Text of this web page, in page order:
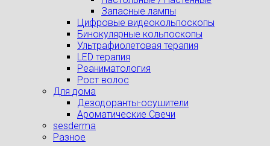
Запасные лампы
Цифровые видеокольпоскопы
Бинокулярные кольпоскопы
Ультрафиолетовая терапия
LED терапия
Реаниматология
Рост волос
Для дома
Дезодоранты-осушители
Ароматические Свечи
sesderma
Разное